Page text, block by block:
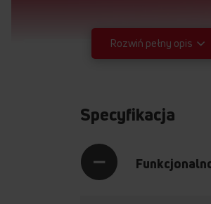
Rozwiń pełny opis
Specyfikacja